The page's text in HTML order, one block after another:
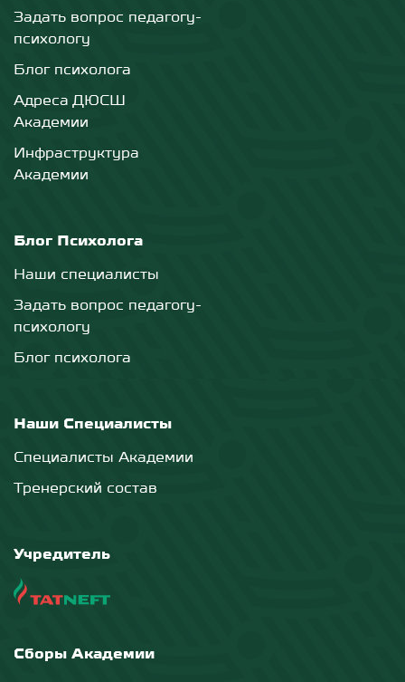
Задать вопрос педагогу-
психологу
Блог психолога
Адреса ДЮСШ
Академии
Инфраструктура
Академии
Блог Психолога
Наши специалисты
Задать вопрос педагогу-
психологу
Блог психолога
Наши Специалисты
Специалисты Академии
Тренерский состав
Учредитель
Сборы Академии